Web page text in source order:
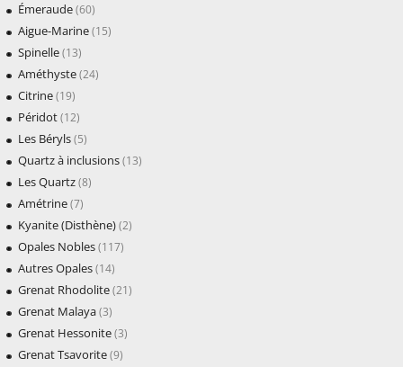
Émeraude(60)
Aigue-Marine(15)
Spinelle(13)
Améthyste(24)
Citrine(19)
Péridot(12)
Les Béryls(5)
Quartz à inclusions(13)
Les Quartz(8)
Amétrine(7)
Kyanite (Disthène)(2)
Opales Nobles(117)
Autres Opales(14)
Grenat Rhodolite(21)
Grenat Malaya(3)
Grenat Hessonite(3)
Grenat Tsavorite(9)